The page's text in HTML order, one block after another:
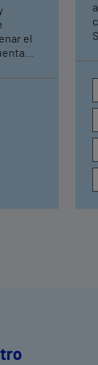
el